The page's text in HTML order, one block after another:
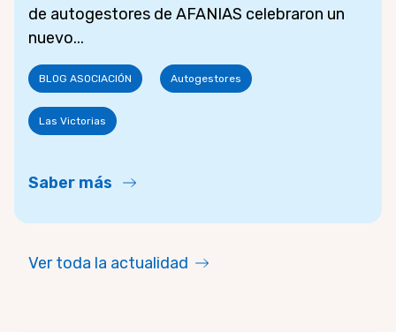
de autogestores de AFANIAS celebraron un
nuevo...
BLOG ASOCIACIÓN Autogestores
Las Victorias
Saber más
Ver toda la actualidad